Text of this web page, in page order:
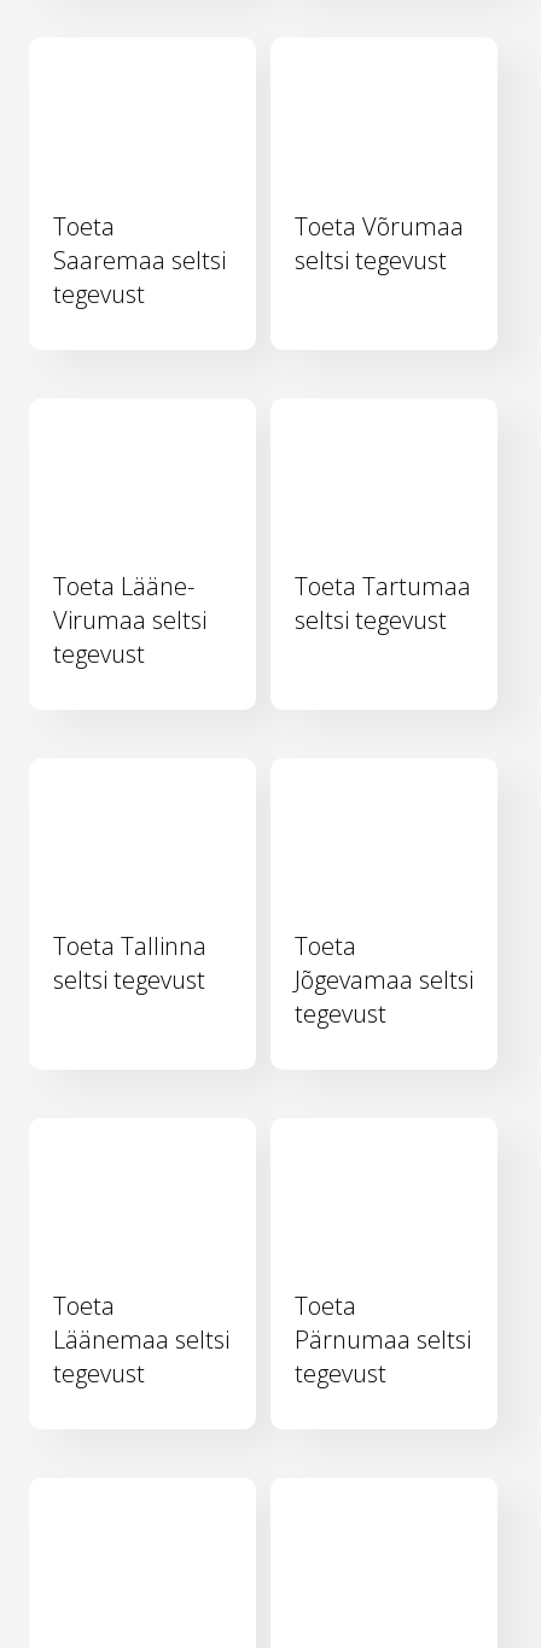
Toeta
Saaremaa seltsi
tegevust
Toeta Võrumaa
seltsi tegevust
Toeta Lääne-
Virumaa seltsi
tegevust
Toeta Tartumaa
seltsi tegevust
Toeta Tallinna
seltsi tegevust
Toeta
Jõgevamaa seltsi
tegevust
Toeta
Läänemaa seltsi
tegevust
Toeta
Pärnumaa seltsi
tegevust